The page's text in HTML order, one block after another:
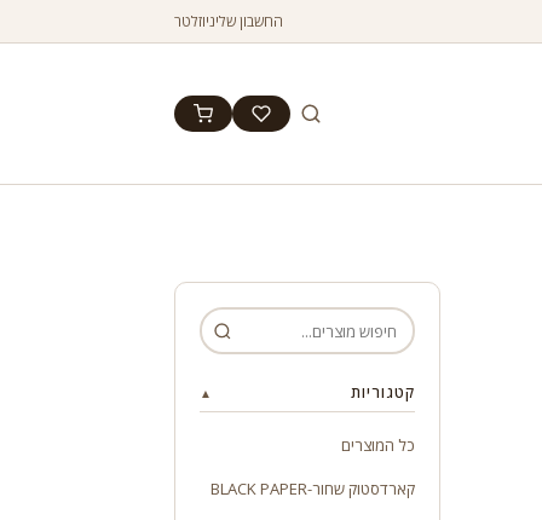
החשבון שליניוזלטר
קטגוריות ▲
כל המוצרים
קארדסטוק שחור-BLACK PAPER